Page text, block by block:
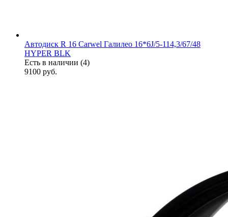
Автодиск R 16 Carwel Галилео 16*6J/5-114,3/67/48
HYPER BLK
Есть в наличии (4)
9100 руб.